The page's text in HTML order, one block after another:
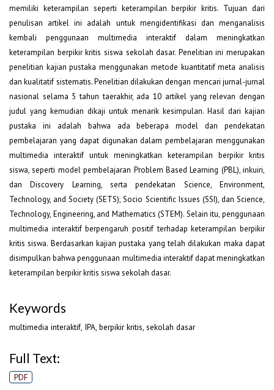
memiliki keterampilan seperti keterampilan berpikir kritis. Tujuan dari
penulisan artikel ini adalah untuk mengidentifikasi dan menganalisis
kembali penggunaan multimedia interaktif dalam meningkatkan
keterampilan berpikir kritis siswa sekolah dasar. Penelitian ini merupakan
penelitian kajian pustaka menggunakan metode kuantitatif meta analisis
dan kualitatif sistematis. Penelitian dilakukan dengan mencari jurnal-jurnal
nasional selama 5 tahun taerakhir, ada 10 artikel yang relevan dengan
judul yang kemudian dikaji untuk menarik kesimpulan. Hasil dari kajian
pustaka ini adalah bahwa ada beberapa model dan pendekatan
pembelajaran yang dapat digunakan dalam pembelajaran menggunakan
multimedia interaktif untuk meningkatkan keterampilan berpikir kritis
siswa, seperti model pembelajaran Problem Based Learning (PBL), inkuiri,
dan Discovery Learning, serta pendekatan Science, Environment,
Technology, and Society (SETS), Socio Scientific Issues (SSI), dan Science,
Technology, Engineering, and Mathematics (STEM). Selain itu, penggunaan
multimedia interaktif berpengaruh positif terhadap keterampilan berpikir
kritis siswa. Berdasarkan kajian pustaka yang telah dilakukan maka dapat
disimpulkan bahwa penggunaan multimedia interaktif dapat meningkatkan
keterampilan berpikir kritis siswa sekolah dasar.
Keywords
multimedia interaktif, IPA, berpikir kritis, sekolah dasar
Full Text:
PDF